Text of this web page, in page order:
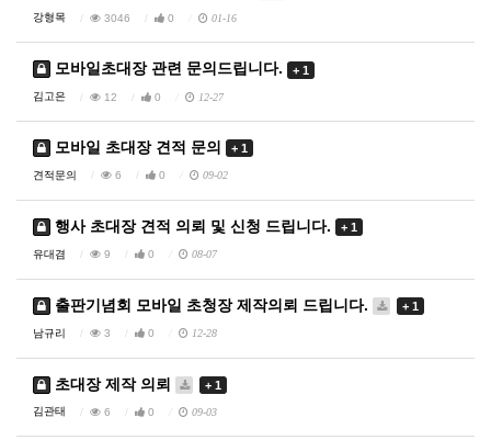
강형목 3046 0 01-16
모바일초대장 관련 문의드립니다. + 1
김고은 12 0 12-27
모바일 초대장 견적 문의 + 1
견적문의 6 0 09-02
행사 초대장 견적 의뢰 및 신청 드립니다. + 1
유대겸 9 0 08-07
출판기념회 모바일 초청장 제작의뢰 드립니다. + 1
남규리 3 0 12-28
초대장 제작 의뢰 + 1
김관태 6 0 09-03